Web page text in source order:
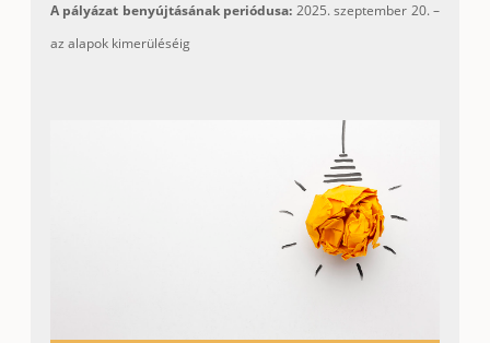
A pályázat benyújtásának periódusa: 2025. szeptember 20. –
az alapok kimerüléséig